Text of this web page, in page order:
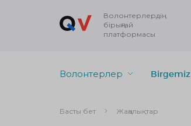
Волонтерлердің
бірыңғай
платформасы
Волонтерлер Birgemiz
Басты бет Жаңалықтар